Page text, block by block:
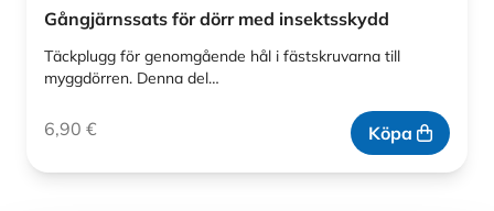
Gångjärnssats för dörr med insektsskydd
Täckplugg för genomgående hål i fästskruvarna till
myggdörren. Denna del…
6,90 € Köpa